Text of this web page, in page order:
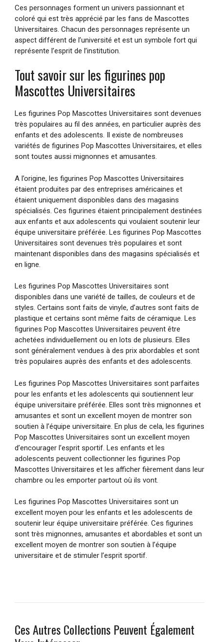
Ces personnages forment un univers passionnant et
coloré qui est très apprécié par les fans de Mascottes
Universitaires. Chacun des personnages représente un
aspect différent de l’université et est un symbole fort qui
représente l’esprit de l’institution.
Tout savoir sur les figurines pop
Mascottes Universitaires
Les figurines Pop Mascottes Universitaires sont devenues
très populaires au fil des années, en particulier auprès des
enfants et des adolescents. Il existe de nombreuses
variétés de figurines Pop Mascottes Universitaires, et elles
sont toutes aussi mignonnes et amusantes.
A l’origine, les figurines Pop Mascottes Universitaires
étaient produites par des entreprises américaines et
étaient uniquement disponibles dans des magasins
spécialisés. Ces figurines étaient principalement destinées
aux enfants et aux adolescents qui voulaient soutenir leur
équipe universitaire préférée. Les figurines Pop Mascottes
Universitaires sont devenues très populaires et sont
maintenant disponibles dans des magasins spécialisés et
en ligne.
Les figurines Pop Mascottes Universitaires sont
disponibles dans une variété de tailles, de couleurs et de
styles. Certains sont faits de vinyle, d’autres sont faits de
plastique et certains sont même faits de céramique. Les
figurines Pop Mascottes Universitaires peuvent être
achetées individuellement ou en lots de plusieurs. Elles
sont généralement vendues à des prix abordables et sont
très populaires auprès des enfants et des adolescents.
Les figurines Pop Mascottes Universitaires sont parfaites
pour les enfants et les adolescents qui soutiennent leur
équipe universitaire préférée. Elles sont très mignonnes et
amusantes et sont un excellent moyen de montrer son
soutien à l’équipe universitaire. En plus de cela, les figurines
Pop Mascottes Universitaires sont un excellent moyen
d’encourager l’esprit sportif. Les enfants et les
adolescents peuvent collectionner les figurines Pop
Mascottes Universitaires et les afficher fièrement dans leur
chambre ou les emporter partout où ils vont.
Les figurines Pop Mascottes Universitaires sont un
excellent moyen pour les enfants et les adolescents de
soutenir leur équipe universitaire préférée. Ces figurines
sont très mignonnes, amusantes et abordables et sont un
excellent moyen de montrer son soutien à l’équipe
universitaire et de stimuler l’esprit sportif.
Ces Autres Collections Peuvent Également